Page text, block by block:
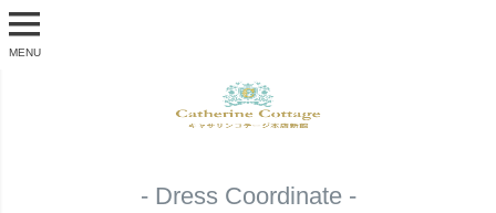
MENU
- Dress Coordinate -